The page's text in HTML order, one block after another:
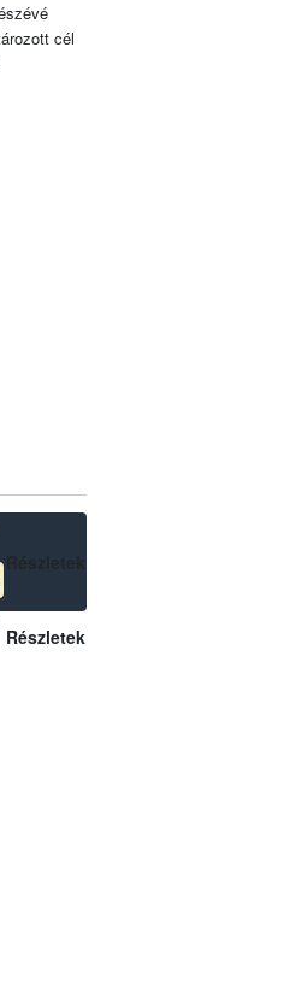
cél
Részletek